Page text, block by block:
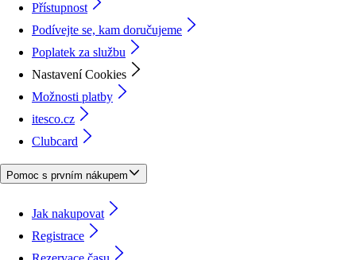
Přístupnost
Podívejte se, kam doručujeme
Poplatek za službu
Nastavení Cookies
Možnosti platby
itesco.cz
Clubcard
Pomoc s prvním nákupem
Jak nakupovat
Registrace